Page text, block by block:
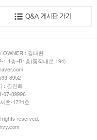
OWNER : 김태환
1 1층~B1층(동작대로 194)
8952
: 김진희
07-89996
초-1724호
rights reserved.